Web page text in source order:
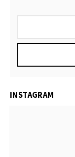
INSTAGRAM